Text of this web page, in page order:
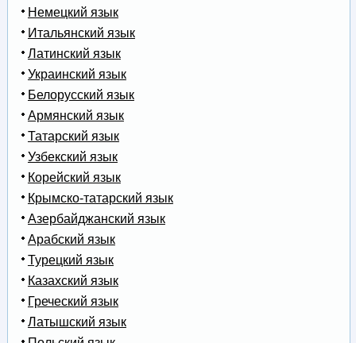
Немецкий язык
Итальянский язык
Латинский язык
Украинский язык
Белорусский язык
Армянский язык
Татарский язык
Узбекский язык
Корейский язык
Крымско-татарский язык
Азербайджанский язык
Арабский язык
Турецкий язык
Казахский язык
Греческий язык
Латышский язык